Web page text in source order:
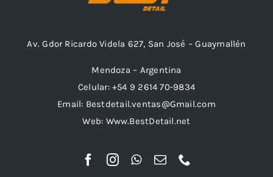
Av. Gdor Ricardo Videla 627, San José – Guaymallén
Mendoza – Argentina
Celular: +54 9 2614 70-9834
Email: Bestdetail.ventas@Gmail.com
Web: Www.BestDetail.net